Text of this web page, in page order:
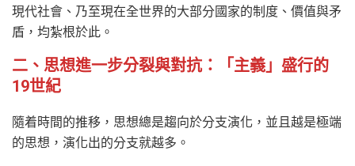
現代社會、乃至現在全世界的大部分國家的制度、價值與矛
盾，均紮根於此。
二、思想進一步分裂與對抗：「主義」盛行的
19世紀
隨着時間的推移，思想總是趨向於分支演化，並且越是極端
的思想，演化出的分支就越多。